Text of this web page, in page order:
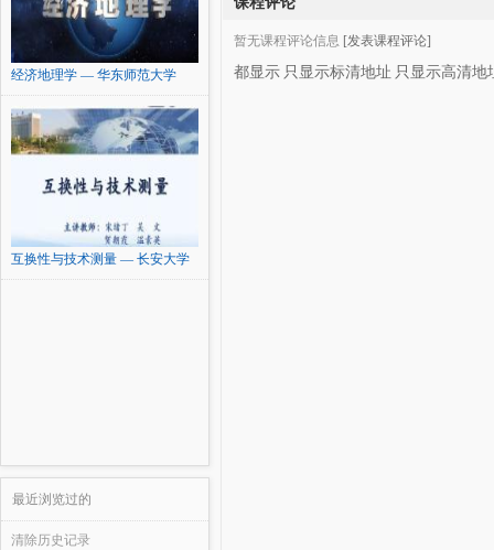
经济地理学 — 华东师范大学
互换性与技术测量 — 长安大学
最近浏览过的
清除历史记录
暂无课程评论信息 [发表课程评论]
都显示 只显示标清地址 只显示高清地